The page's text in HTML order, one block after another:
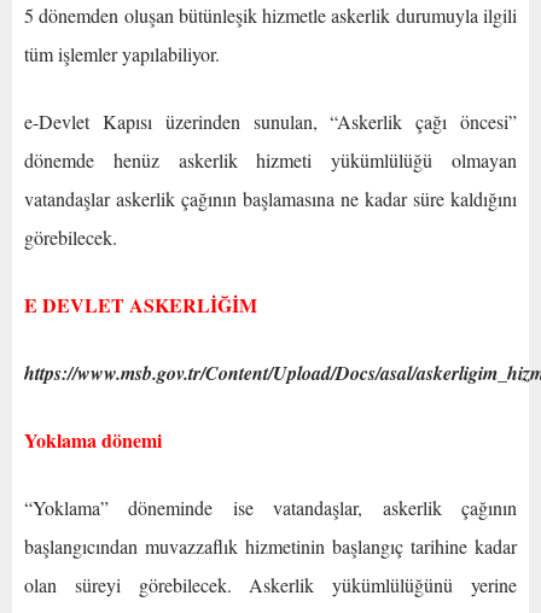
5 dönemden oluşan bütünleşik hizmetle askerlik durumuyla ilgili
tüm işlemler yapılabiliyor.​​​​​​​
e-Devlet Kapısı üzerinden sunulan, “Askerlik çağı öncesi”
dönemde henüz askerlik hizmeti yükümlülüğü olmayan
vatandaşlar askerlik çağının başlamasına ne kadar süre kaldığını
görebilecek.
E DEVLET ASKERLİĞİM
https://www.msb.gov.tr/Content/Upload/Docs/asal/
Yoklama dönemi
“Yoklama” döneminde ise vatandaşlar, askerlik çağının
başlangıcından muvazzaflık hizmetinin başlangıç tarihine kadar
olan süreyi görebilecek. Askerlik yükümlülüğünü yerine